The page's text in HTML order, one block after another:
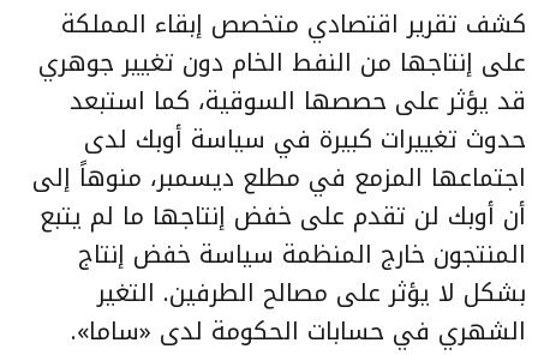
كشف تقرير اقتصادي متخصص إبقاء المملكة
على إنتاجها من النفط الخام دون تغيير جوهري
قد يؤثر على حصصها السوقية، كما استبعد
حدوث تغييرات كبيرة في سياسة أوبك لدى
اجتماعها المزمع في مطلع ديسمبر، منوهاً إلى
أن أوبك لن تقدم على خفض إنتاجها ما لم يتبع
المنتجون خارج المنظمة سياسة خفض إنتاج
بشكل لا يؤثر على مصالح الطرفين. التغير
الشهري في حسابات الحكومة لدى «ساما».